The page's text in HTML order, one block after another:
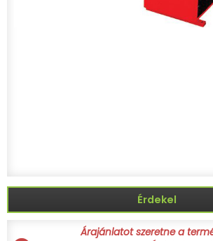
Érdekel
Árajánlatot szeretne a